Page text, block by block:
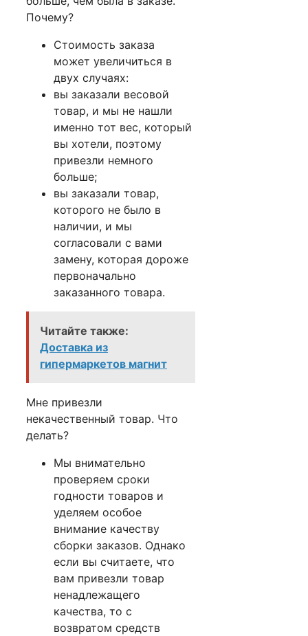
Почему?
Стоимость заказа
может увеличиться в
двух случаях:
вы заказали весовой
товар, и мы не нашли
именно тот вес, который
вы хотели, поэтому
привезли немного
больше;
вы заказали товар,
которого не было в
наличии, и мы
согласовали с вами
замену, которая дороже
первоначально
заказанного товара.
Читайте также:
Доставка из
гипермаркетов магнит
Мне привезли
некачественный товар. Что
делать?
Мы внимательно
проверяем сроки
годности товаров и
уделяем особое
внимание качеству
сборки заказов. Однако
если вы считаете, что
вам привезли товар
ненадлежащего
качества, то с
возвратом средств